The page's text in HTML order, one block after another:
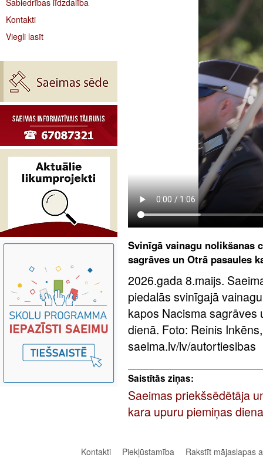
Sabiedrības līdzdalība
Kontakti
Viegli lasīt
Svinīgā vainagu nolikšanas
sagrāves un Otrā pasaules
2026.gada 8.maijs.
piedalās svinīgajā
kapos Nacisma sagrāves
dienā. Foto: Reinis
saeima.lv/lv/autortiesibas
Saistītās ziņas:
Saeimas priekšsēdētāja
kara upuru piemiņas
Kontakti Piekļūstamība
Rakstīt mājaslapas